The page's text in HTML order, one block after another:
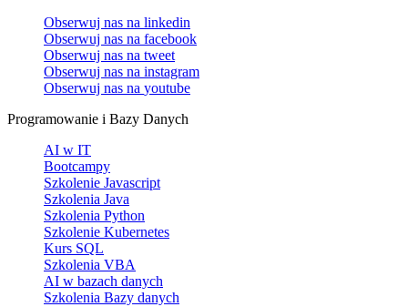
Obserwuj nas na linkedin
Obserwuj nas na facebook
Obserwuj nas na tweet
Obserwuj nas na instagram
Obserwuj nas na youtube
Programowanie i Bazy Danych
AI w IT
Bootcampy
Szkolenie Javascript
Szkolenia Java
Szkolenia Python
Szkolenie Kubernetes
Kurs SQL
Szkolenia VBA
AI w bazach danych
Szkolenia Bazy danych